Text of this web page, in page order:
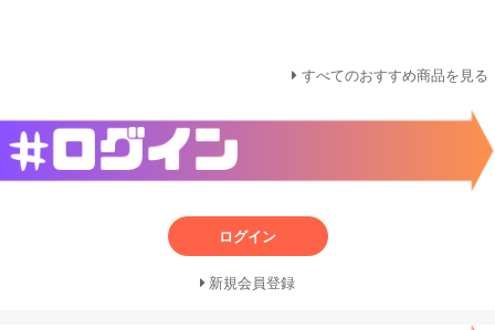
すべてのおすすめ商品を見る
ログイン
新規会員登録